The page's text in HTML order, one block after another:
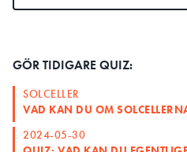
GÖR TIDIGARE QUIZ:
SOLCELLER
VAD KAN DU OM
2024-05-30